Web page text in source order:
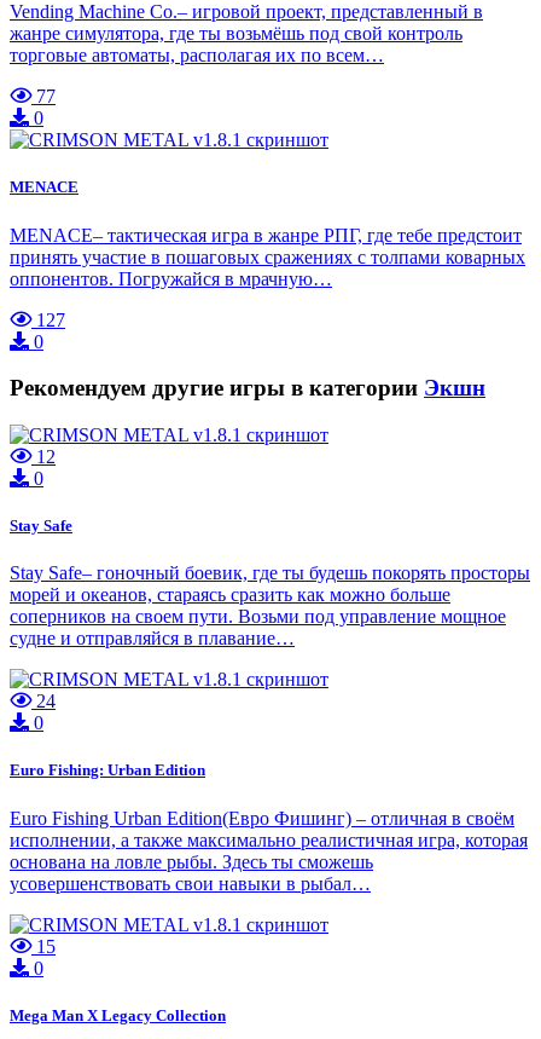
Vending Machine Co.– игровой проект, представленный в
жанре симулятора, где ты возьмёшь под свой контроль
торговые автоматы, располагая их по всем…
77
0
MENACE
MENACE– тактическая игра в жанре РПГ, где тебе предстоит
принять участие в пошаговых сражениях с толпами коварных
оппонентов. Погружайся в мрачную…
127
0
Рекомендуем другие игры в категории Экшн
12
0
Stay Safe
Stay Safe– гоночный боевик, где ты будешь покорять просторы
морей и океанов, стараясь сразить как можно больше
соперников на своем пути. Возьми под управление мощное
судне и отправляйся в плавание…
24
0
Euro Fishing: Urban Edition
Euro Fishing Urban Edition(Евро Фишинг) – отличная в своём
исполнении, а также максимально реалистичная игра, которая
основана на ловле рыбы. Здесь ты сможешь
усовершенствовать свои навыки в рыбал…
15
0
Mega Man X Legacy Collection